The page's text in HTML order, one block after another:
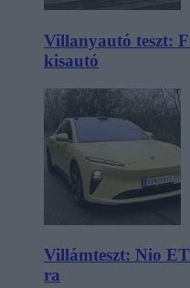
Villanyautó teszt:
kisautó
Villámteszt: Nio
ra